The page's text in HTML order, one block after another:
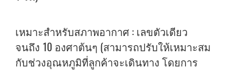
เหมาะสำหรับสภาพอากาศ : เลขตัวเดียว
จนถึง 10 องศาต้นๆ (สามารถปรับให้เหมาะสม
กับช่วงอุณหภูมิที่ลูกค้าจะเดินทาง โดยการ